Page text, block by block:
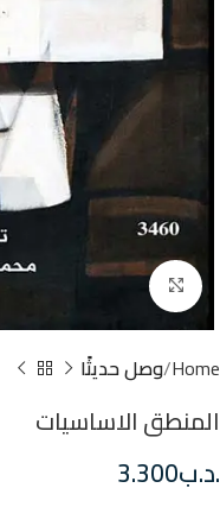
Click to enlarge
Home وصل حديثًا
المنطق الاساسيات
.د.ب3.300